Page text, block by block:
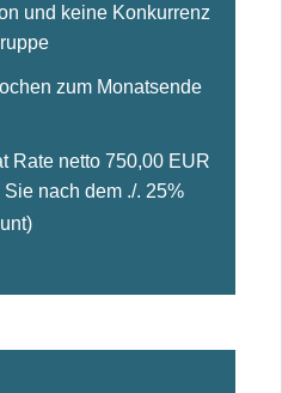
und keine Konkurrenz
zum Monatsende
Rate netto 750,00 EUR
nach dem ./. 25%